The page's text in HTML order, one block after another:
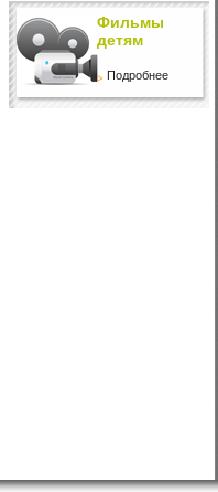
Фильмы
детям
Подробнее